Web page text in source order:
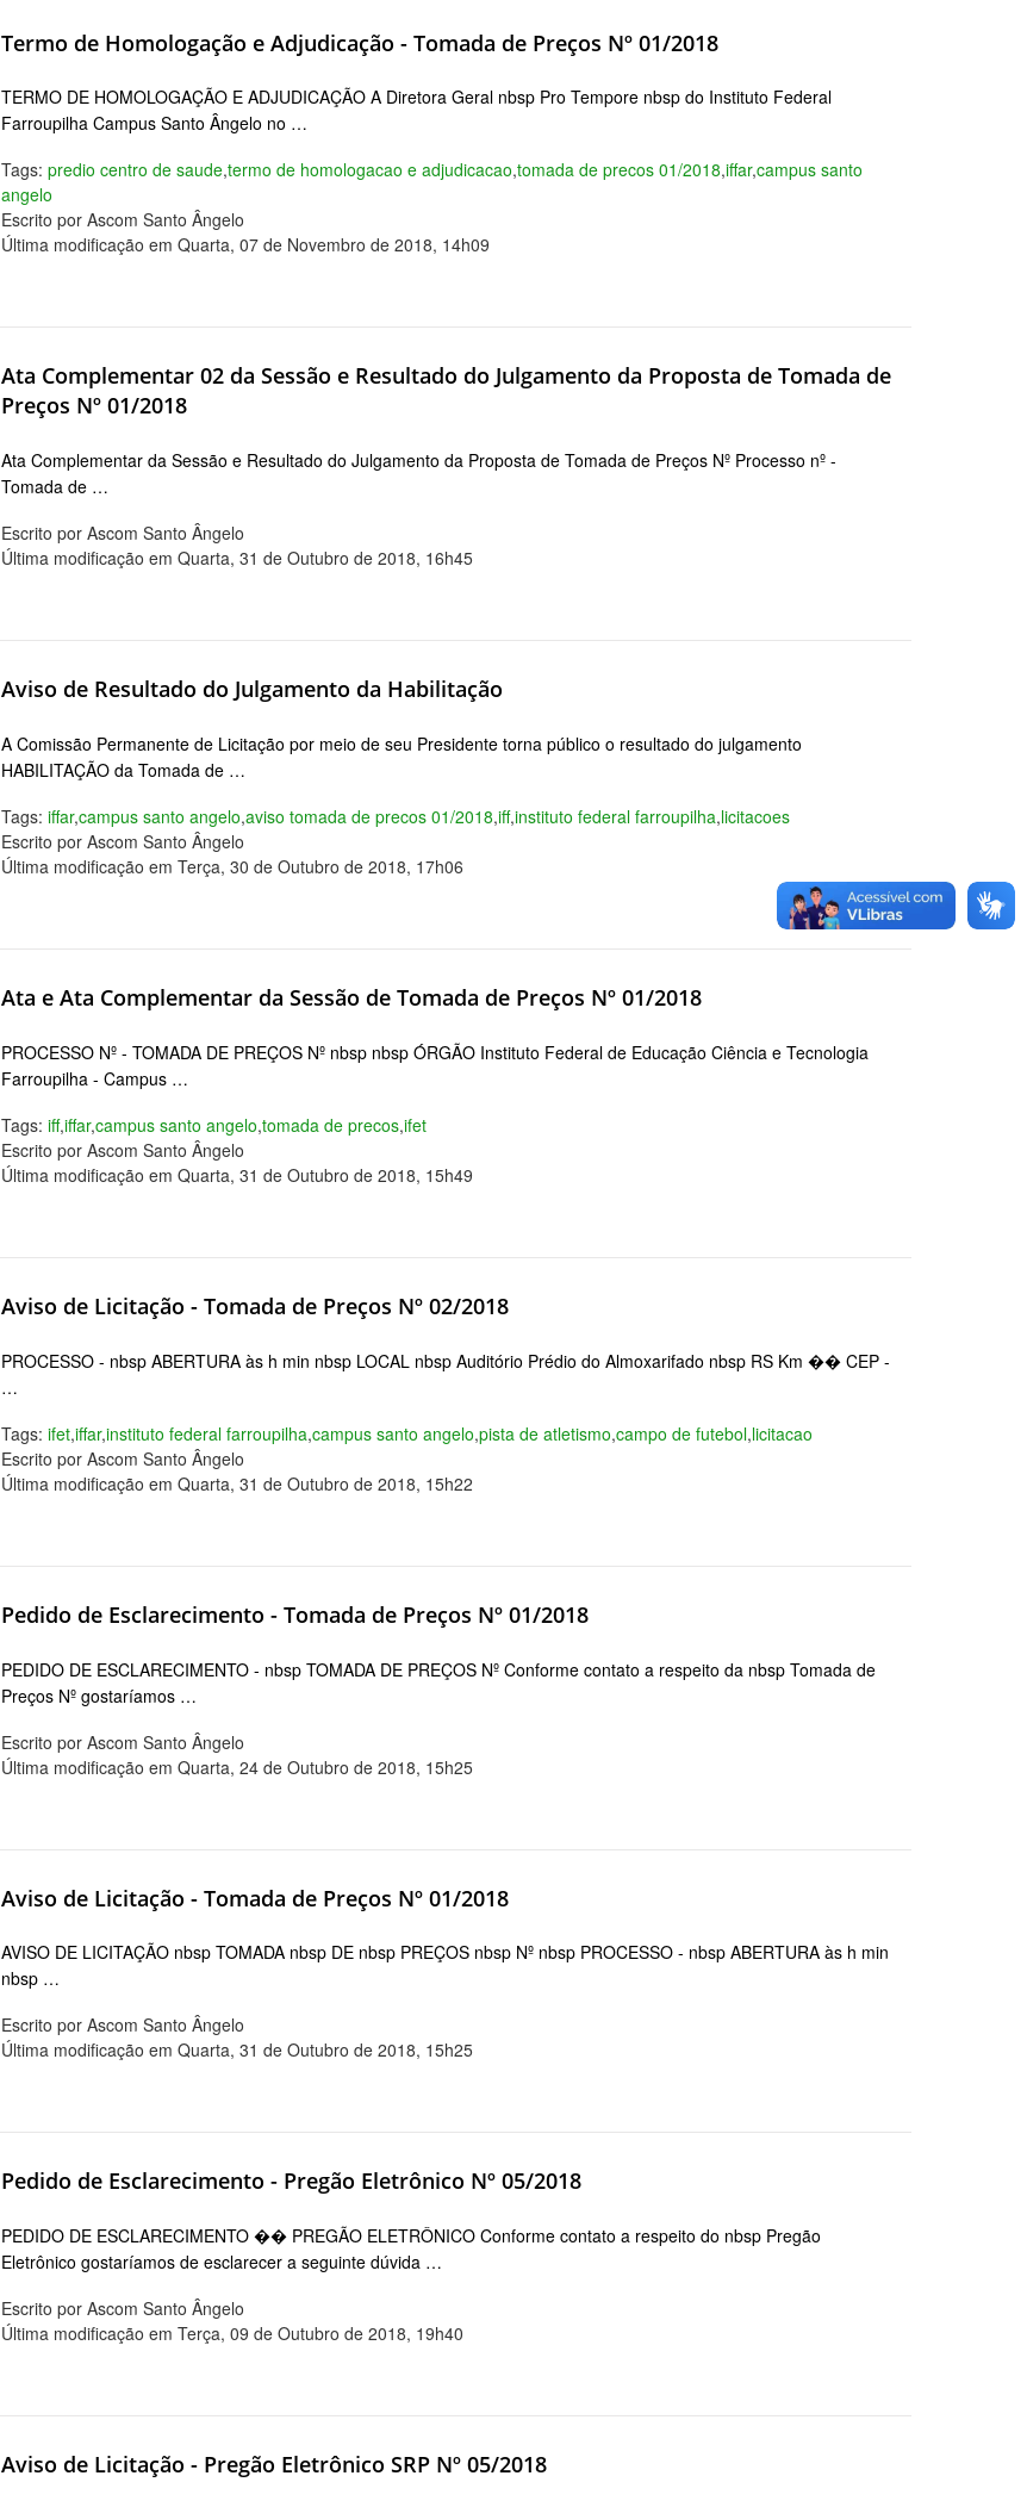
Termo de Homologação e Adjudicação - Tomada de Preços Nº 01/2018
TERMO DE HOMOLOGAÇÃO E ADJUDICAÇÃO A Diretora Geral nbsp Pro Tempore nbsp do Instituto Federal
Farroupilha Campus Santo Ângelo no …
Tags:predio centro de saude,termo de homologacao e adjudicacao,tomada de precos 01/2018,iffar,campus santo
angelo
Escrito por Ascom Santo Ângelo
Última modificação em Quarta, 07 de Novembro de 2018, 14h09
Ata Complementar 02 da Sessão e Resultado do Julgamento da Proposta de Tomada de
Preços Nº 01/2018
Ata Complementar da Sessão e Resultado do Julgamento da Proposta de Tomada de Preços Nº Processo nº -
Tomada de …
Escrito por Ascom Santo Ângelo
Última modificação em Quarta, 31 de Outubro de 2018, 16h45
Aviso de Resultado do Julgamento da Habilitação
A Comissão Permanente de Licitação por meio de seu Presidente torna público o resultado do julgamento
HABILITAÇÃO da Tomada de …
Tags:iffar,campus santo angelo,aviso tomada de precos 01/2018,iff,instituto federal farroupilha,licitacoes
Escrito por Ascom Santo Ângelo
Última modificação em Terça, 30 de Outubro de 2018, 17h06
Ata e Ata Complementar da Sessão de Tomada de Preços Nº 01/2018
PROCESSO Nº - TOMADA DE PREÇOS Nº nbsp nbsp ÓRGÃO Instituto Federal de Educação Ciência e Tecnologia
Farroupilha - Campus …
Tags:iff,iffar,campus santo angelo,tomada de precos,ifet
Escrito por Ascom Santo Ângelo
Última modificação em Quarta, 31 de Outubro de 2018, 15h49
Aviso de Licitação - Tomada de Preços Nº 02/2018
PROCESSO - nbsp ABERTURA às h min nbsp LOCAL nbsp Auditório Prédio do Almoxarifado nbsp RS Km �� CEP -
…
Tags:ifet,iffar,instituto federal farroupilha,campus santo angelo,pista de atletismo,campo de futebol,licitacao
Escrito por Ascom Santo Ângelo
Última modificação em Quarta, 31 de Outubro de 2018, 15h22
Pedido de Esclarecimento - Tomada de Preços Nº 01/2018
PEDIDO DE ESCLARECIMENTO - nbsp TOMADA DE PREÇOS Nº Conforme contato a respeito da nbsp Tomada de
Preços Nº gostaríamos …
Escrito por Ascom Santo Ângelo
Última modificação em Quarta, 24 de Outubro de 2018, 15h25
Aviso de Licitação - Tomada de Preços Nº 01/2018
AVISO DE LICITAÇÃO nbsp TOMADA nbsp DE nbsp PREÇOS nbsp Nº nbsp PROCESSO - nbsp ABERTURA às h min
nbsp …
Escrito por Ascom Santo Ângelo
Última modificação em Quarta, 31 de Outubro de 2018, 15h25
Pedido de Esclarecimento - Pregão Eletrônico Nº 05/2018
PEDIDO DE ESCLARECIMENTO �� PREGÃO ELETRÔNICO Conforme contato a respeito do nbsp Pregão
Eletrônico gostaríamos de esclarecer a seguinte dúvida …
Escrito por Ascom Santo Ângelo
Última modificação em Terça, 09 de Outubro de 2018, 19h40
Aviso de Licitação - Pregão Eletrônico SRP Nº 05/2018